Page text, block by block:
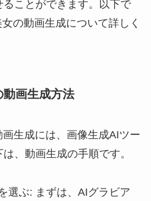
ことができます。以下で
の動画生成について詳しく
画生成方法
生成には、画像生成AIツー
、動画生成の手順です。
選ぶ: まずは、AIグラビア